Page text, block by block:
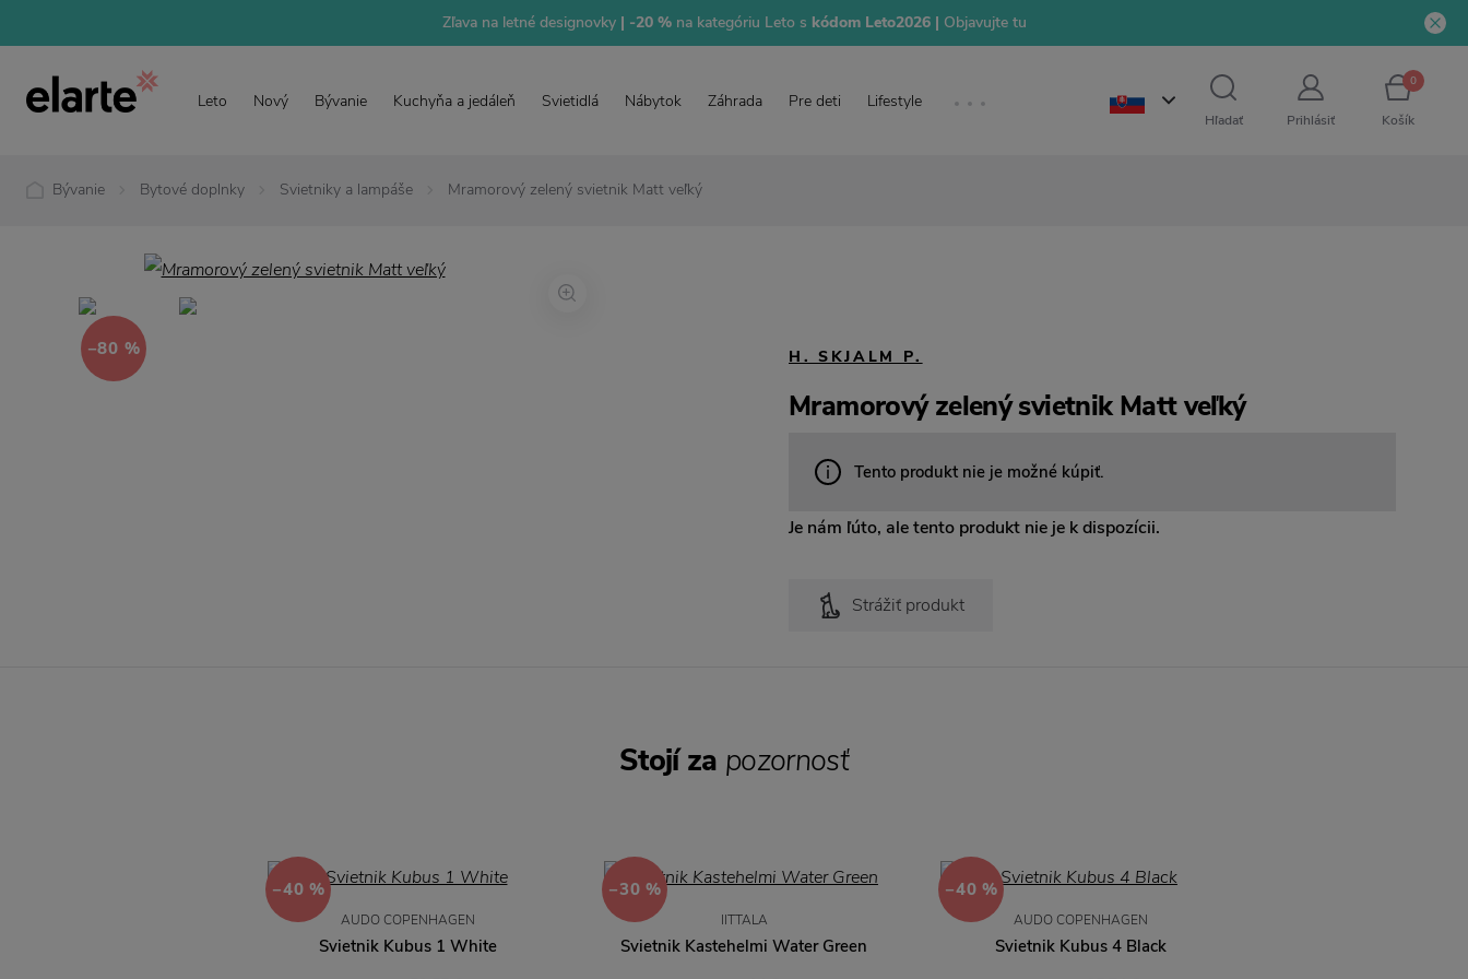
Zľava na letné designovky| -20 % na kategóriu Leto s kódom Leto2026 | Objavujte tu
Leto Nový Bývanie Kuchyňa a jedáleň Svietidlá Nábytok Záhrada Pre deti Lifestyle
Hľadať Prihlásiť
0
Košík
Bývanie Bytové doplnky Svietniky a lampáše Mramorový zelený svietnik Matt veľký
−80 % H. SKJALM P.
Mramorový zelený svietnik Matt veľký
Tento produkt nie je možné kúpiť.
Je nám ľúto, ale tento produkt nie je k dispozícii.
Strážiť produkt
Stojí za pozornosť
−40 %
AUDO COPENHAGEN
Svietnik Kubus 1 White
−30 %
IITTALA
Svietnik Kastehelmi Water Green
−40 %
AUDO COPENHAGEN
Svietnik Kubus 4 Black